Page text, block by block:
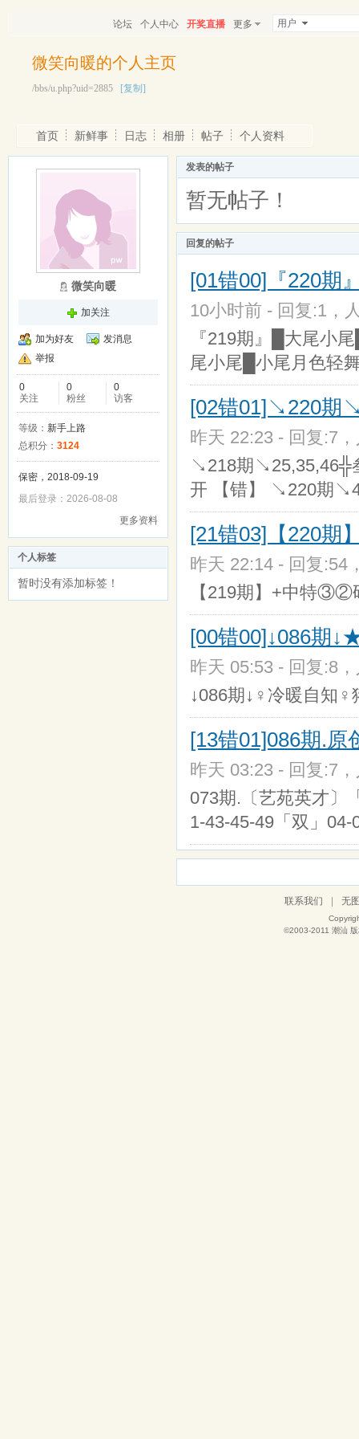
论坛 个人中心 开奖直播 更多 用户
微笑向暖的个人主页
/bbs/u.php?uid=2885 [复制]
首页 新鲜事 日志 相册 帖子 个人资料
微笑向暖
加关注
加为好友
发消息
举报
0
关注
0
粉丝
0
访客
等级： 新手上路
总积分： 3124
保密，2018-09-19
最后登录：2026-08-08
更多资料
个人标签
暂时没有添加标签！
发表的帖子
暂无帖子！
回复的帖子
[01错00]『220期
10小时前 - 回复:1，
『219期』█大尾小
尾小尾█小尾月色轻
[02错01]↘220期
昨天 22:23 - 回复:7
↘218期↘25,35,46╬
开 【错】 ↘220期
[21错03]【220期
昨天 22:14 - 回复:54
【219期】+中特③②
[00错00]↓086期
昨天 05:53 - 回复:8
↓086期↓♀冷暖自知♀
[13错01]086期.
昨天 03:23 - 回复:7
073期.〔艺苑英才〕
1-43-45-49「双」04-
联系我们 无
©2003-2011 潮汕